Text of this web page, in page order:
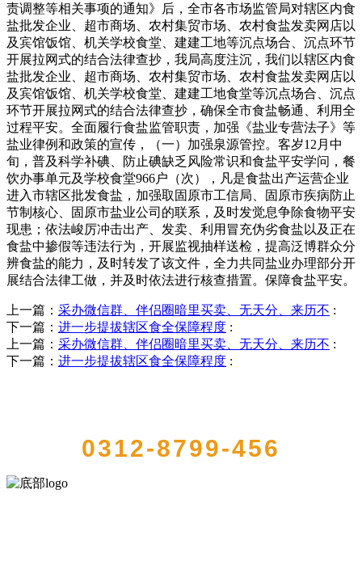
责调整等相关事项的通知》后，全市各市场监管局对辖区内食
盐批发企业、超市商场、农村集贸市场、农村食盐发卖网店以
及宾馆饭馆、机关学校食堂、建建工地等沉点场合、沉点环节
开展拉网式的结合法律查抄，我局高度注沉，我们以辖区内食
盐批发企业、超市商场、农村集贸市场、农村食盐发卖网店以
及宾馆饭馆、机关学校食堂、建建工地食堂等沉点场合、沉点
环节开展拉网式的结合法律查抄，确保全市食盐畅通、利用全
过程平安。全面履行食盐监管职责，加强《盐业专营法子》等
盐业律例和政策的宣传，（一）加强泉源管控。客岁12月中
旬，普及科学补碘、防止碘缺乏风险常识和食盐平安学问，餐
饮办事单元及学校食堂966户（次），凡是食盐出产运营企业
进入市辖区批发食盐，加强取固原市工信局、固原市疾病防止
节制核心、固原市盐业公司的联系，及时发觉息争除食物平安
现患；依法峻厉冲击出产、发卖、利用冒充伪劣食盐以及正在
食盐中掺假等违法行为，开展监视抽样送检，提高泛博群众分
辨食盐的能力，及时转发了该文件，全力共同盐业办理部分开
展结合法律工做，并及时依法进行核查措置。保障食盐平安。
上一篇： 采办微信群、伴侣圈暗里买卖、无天分、来历不 :
下一篇： 进一步提拔辖区食全保障程度 :
上一篇： 采办微信群、伴侣圈暗里买卖、无天分、来历不 :
下一篇： 进一步提拔辖区食全保障程度 :
0312-8799-456